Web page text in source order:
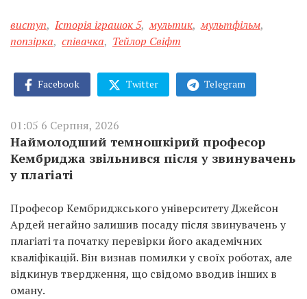
виступ, Історія іграшок 5, мультик, мультфільм,
попзірка, співачка, Тейлор Свіфт
Facebook Twitter Telegram
01:05 6 Серпня, 2026
Наймолодший темношкірий професор
Кембриджа звільнився після у звинувачень
у плагіаті
Професор Кембриджського університету Джейсон
Ардей негайно залишив посаду після звинувачень у
плагіаті та початку перевірки його академічних
кваліфікацій. Він визнав помилки у своїх роботах, але
відкинув твердження, що свідомо вводив інших в
оману.